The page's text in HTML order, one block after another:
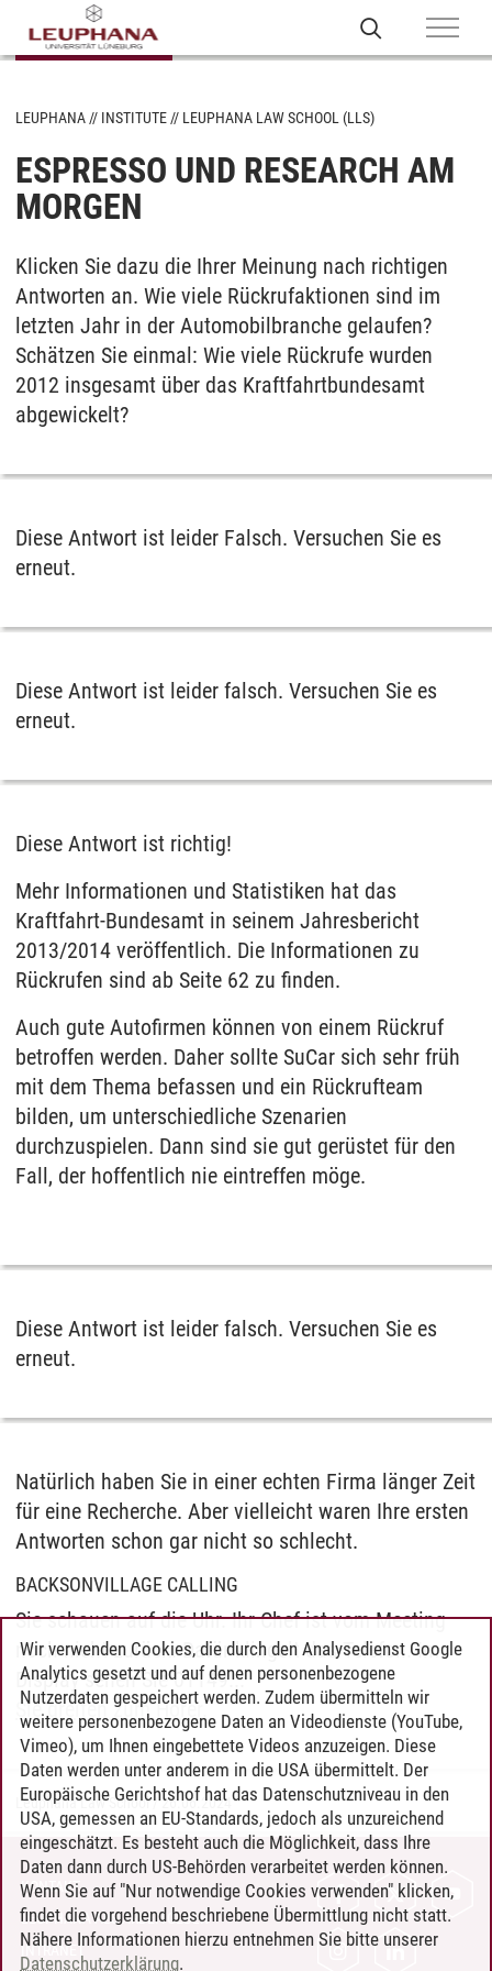
LEUPHANA INSTITUTE LEUPHANA LAW SCHOOL (LLS)
ESPRESSO UND RESEARCH AM
MORGEN
Klicken Sie dazu die Ihrer Meinung nach richtigen
Antworten an. Wie viele Rückrufaktionen sind im
letzten Jahr in der Automobilbranche gelaufen?
Schätzen Sie einmal: Wie viele Rückrufe wurden
2012 insgesamt über das Kraftfahrtbundesamt
abgewickelt?
Diese Antwort ist leider Falsch. Versuchen Sie es
erneut.
Diese Antwort ist leider falsch. Versuchen Sie es
erneut.
Diese Antwort ist richtig!
Mehr Informationen und Statistiken hat das
Kraftfahrt-Bundesamt in seinem Jahresbericht
2013/2014 veröffentlich. Die Informationen zu
Rückrufen sind ab Seite 62 zu finden.
Auch gute Autofirmen können von einem Rückruf
betroffen werden. Daher sollte SuCar sich sehr früh
mit dem Thema befassen und ein Rückrufteam
bilden, um unterschiedliche Szenarien
durchzuspielen. Dann sind sie gut gerüstet für den
Fall, der hoffentlich nie eintreffen möge.
Diese Antwort ist leider falsch. Versuchen Sie es
erneut.
Natürlich haben Sie in einer echten Firma länger Zeit
für eine Recherche. Aber vielleicht waren Ihre ersten
Antworten schon gar nicht so schlecht.
BACKSONVILLAGE CALLING
Sie schauen auf die Uhr. Ihr Chef ist vom Meeting
noch nicht zurück. Dafür klingelt das Telefon. Im
Display sehen Sie 01149...
Sie greifen zum Hörer.
Leuphana Law School/26.06.2024
KONTAKT
LEUPHANA ALS ARBEITGEBER
INTRANET
Wir verwenden Cookies, die durch den Analysedienst Google
Analytics gesetzt und auf denen personenbezogene
Nutzerdaten gespeichert werden. Zudem übermitteln wir
weitere personenbezogene Daten an Videodienste (YouTube,
Vimeo), um Ihnen eingebettete Videos anzuzeigen. Diese
Daten werden unter anderem in die USA übermittelt. Der
Europäische Gerichtshof hat das Datenschutzniveau in den
USA, gemessen an EU-Standards, jedoch als unzureichend
eingeschätzt. Es besteht auch die Möglichkeit, dass Ihre
Daten dann durch US-Behörden verarbeitet werden können.
Wenn Sie auf "Nur notwendige Cookies verwenden" klicken,
findet die vorgehend beschriebene Übermittlung nicht statt.
Nähere Informationen hierzu entnehmen Sie bitte unserer
Datenschutzerklärung.